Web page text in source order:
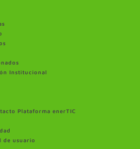
Institucional
Plataforma enerTIC
de usuario